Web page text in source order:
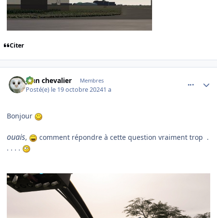
Citer
jean chevalier Membres
Posté(e) le 19 octobre 20241 a
Bonjour
ouais,
comment répondre à cette question vraiment trop .
. . . .